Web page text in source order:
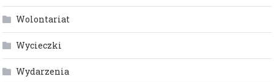
Wolontariat
Wycieczki
Wydarzenia